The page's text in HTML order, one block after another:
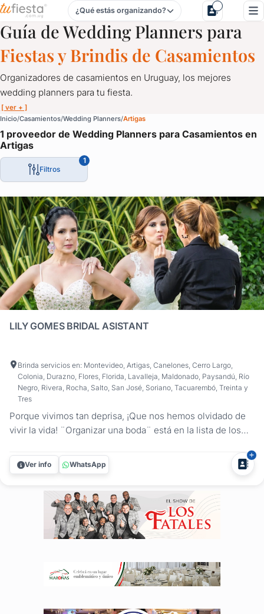
Wedding Planners para Casamientos en Artigas
¿Qué estás organizando?
Guía de Wedding Planners para
Fiestas y Brindis de Casamientos
Organizadores de casamientos en Uruguay, los mejores
wedding planners para tu fiesta.
[ ver + ]
Inicio Casamientos Wedding Planners Artigas
1 proveedor de Wedding Planners para Casamientos en
Artigas
Filtros
1
LILY GOMES BRIDAL ASISTANT
Brinda servicios en: Montevideo, Artigas, Canelones, Cerro Largo,
Colonia, Durazno, Flores, Florida, Lavalleja, Maldonado, Paysandú, Río
Negro, Rivera, Rocha, Salto, San José, Soriano, Tacuarembó, Treinta y
Tres
Porque vivimos tan deprisa, ¡Que nos hemos olvidado de
vivir la vida! ¨Organizar una boda¨ está en la lista de los
eso Lily Gomes trabaja arduamente en hacer de este
proceso lo más divertido y agradable posible! Si no sabes
Ver info WhatsApp
Wedding Planners para Casamientos en Artigas
Organizadores de casamientos en Uruguay, los mejores
Porque un momento así tiene que contemplar cada detalle.
El momento de la torta, de las alianzas, del vals, la elección
Todo merece la mayor atención.
Disfrutá de tu casamiento mientras los wedding planners